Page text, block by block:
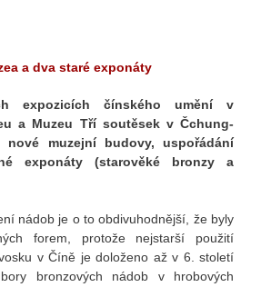
a dva staré exponáty
expozicích čínského umění v
a Muzeu Tří soutěsek v Čchung-
nové muzejní budovy, uspořádání
exponáty (starověké bronzy a
nádob je o to obdivuhodnější, že byly
forem, protože nejstarší použití
v Číně je doloženo až v 6. století
bronzových nádob v hrobových